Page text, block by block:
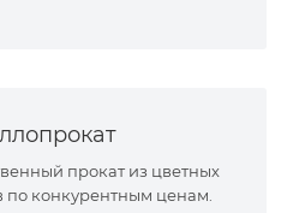
прокат из цветных
по конкурентным ценам.